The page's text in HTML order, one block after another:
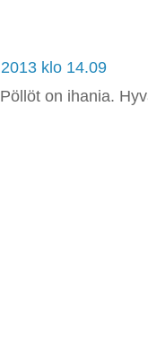
klo 14.09
on ihania.